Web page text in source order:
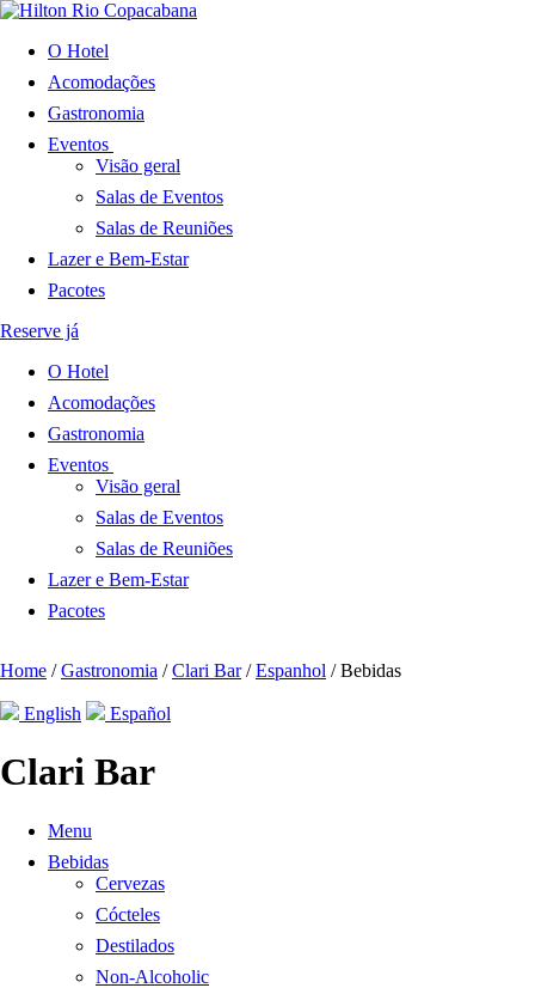
O Hotel
Acomodações
Gastronomia
Eventos
Visão geral
Salas de Eventos
Salas de Reuniões
Lazer e Bem-Estar
Pacotes
Reserve já
O Hotel
Acomodações
Gastronomia
Eventos
Visão geral
Salas de Eventos
Salas de Reuniões
Lazer e Bem-Estar
Pacotes
Home /Gastronomia /Clari Bar/Espanhol /Bebidas
English Español
Clari Bar
Menu
Bebidas
Cervezas
Cócteles
Destilados
Non-Alcoholic